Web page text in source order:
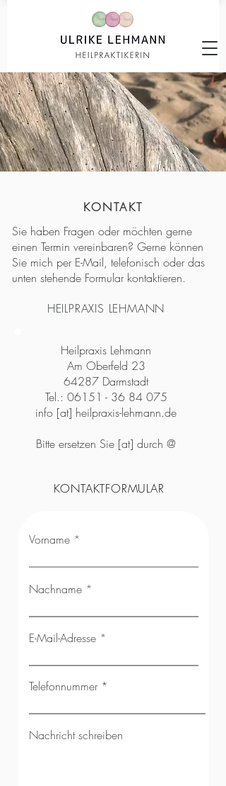
KONTAKT
Sie haben Fragen oder möchten gerne
einen Termin vereinbaren? Gerne können
Sie mich per E-Mail, telefonisch oder das
unten stehende Formular kontaktieren.
HEILPRAXIS LEHMANN
Heilpraxis Lehmann
Am Oberfeld 23
64287 Darmstadt
Tel.: 06151 - 36 84 075
info [at] heilpraxis-lehmann.de
Bitte ersetzen Sie [at] durch @
KONTAKTFORMULAR
Vorname
Nachname
E-Mail-Adresse
Telefonnummer
Nachricht schreiben